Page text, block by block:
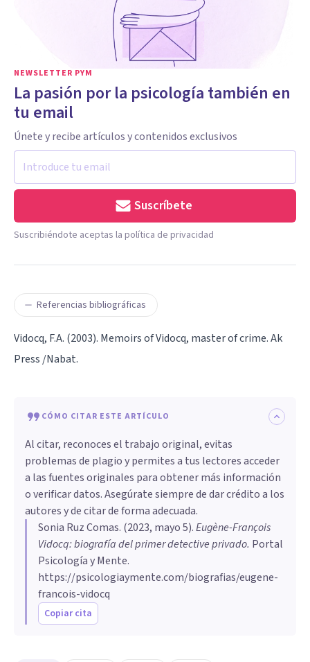
NEWSLETTER PYM
La pasión por la psicología también en
tu email
Únete y recibe artículos y contenidos exclusivos
Suscríbete
Suscribiéndote aceptas la política de privacidad
Referencias bibliográficas
Vidocq, F.A. (2003). Memoirs of Vidocq, master of crime. Ak
Press /Nabat.
CÓMO CITAR ESTE ARTÍCULO
Al citar, reconoces el trabajo original, evitas
problemas de plagio y permites a tus lectores acceder
a las fuentes originales para obtener más información
o verificar datos. Asegúrate siempre de dar crédito a los
autores y de citar de forma adecuada.
Sonia Ruz Comas. (2023, mayo 5).Eugène-François
Vidocq: biografía del primer detective privado. Portal
Psicología y Mente.
https://psicologiaymente.com/biografias/eugene-
francois-vidocq
Copiar cita